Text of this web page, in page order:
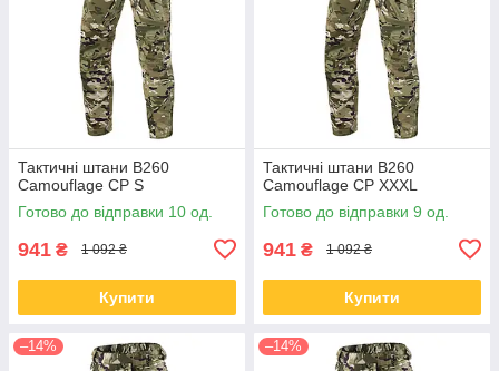
Тактичні штани B260
Camouflage CP S
Готово до відправки 10 од.
941 ₴ 1 092 ₴
Купити
Тактичні штани B260
Camouflage CP XXXL
Готово до відправки 9 од.
941 ₴ 1 092 ₴
Купити
–14% –14%